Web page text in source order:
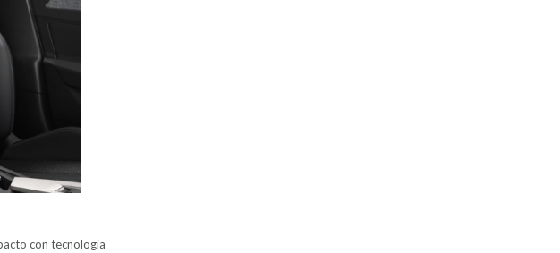
con tecnología